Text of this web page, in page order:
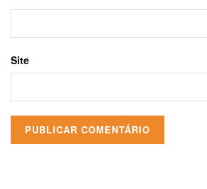
Site